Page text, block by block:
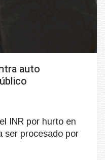
auto
INR por hurto en
ser procesado por